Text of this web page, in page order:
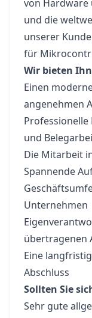
von Hardware
und die
unserer
für
Wir bieten
Einen
angenehmen
und
Die Mitarbeit
Spannende
Unternehmen
übertragenen
Eine
Abschluss
Sollten Sie
Sehr gute